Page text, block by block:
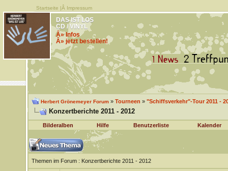
Startseite |Â Impressum
DAS IST LOS
CD / VINYL
Â» Infos
Â» jetzt bestellen!
Herbert Grönemeyer Forum» Tourneen » "Schiffsverkehr"-Tour 2011 -
Konzertberichte 2011 - 2012
Bilderalben Hilfe Benutzerliste Kalender
Themen im Forum: Konzertberichte 2011 - 2012